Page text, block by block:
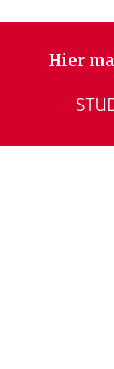
Hier